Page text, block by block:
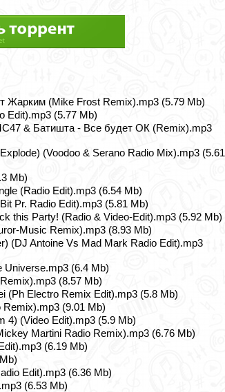
Жарким (Mike Frost Remix).mp3 (5.79 Mb)
Edit).mp3 (5.77 Mb)
& Батишта - Все будет ОК (Remix).mp3
(Voodoo & Serano Radio Mix).mp3 (5.61
Mb)
(Radio Edit).mp3 (6.54 Mb)
Pr. Radio Edit).mp3 (5.81 Mb)
this Party! (Radio & Video-Edit).mp3 (5.92 Mb)
Music Remix).mp3 (8.93 Mb)
(DJ Antoine Vs Mad Mark Radio Edit).mp3
Universe.mp3 (6.4 Mb)
(8.57 Mb)
(Ph Electro Remix Edit).mp3 (5.8 Mb)
Remix).mp3 (9.01 Mb)
4) (Video Edit).mp3 (5.9 Mb)
Martini Radio Remix).mp3 (6.76 Mb)
(6.19 Mb)
Edit).mp3 (6.36 Mb)
(6.53 Mb)